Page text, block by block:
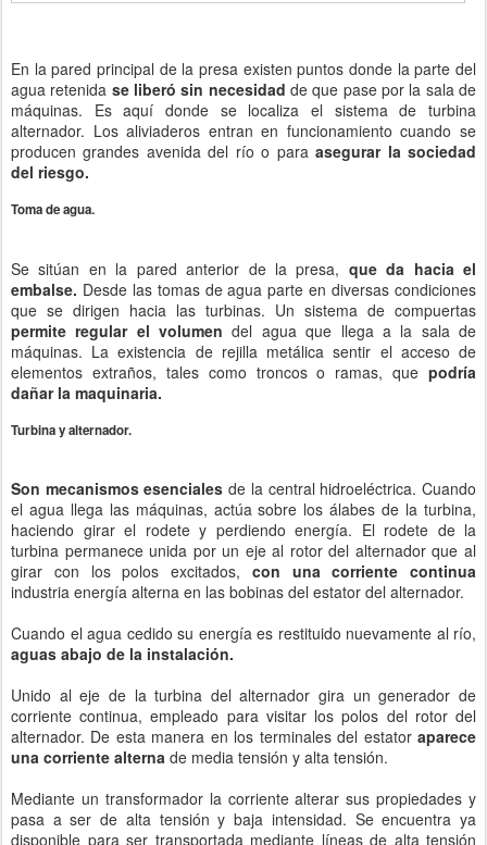
En la pared principal de la presa existen puntos donde la parte del
agua retenida se liberó sin necesidad de que pase por la sala de
máquinas. Es aquí donde se localiza el sistema de turbina
alternador. Los aliviaderos entran en funcionamiento cuando se
producen grandes avenida del río o paraasegurar la sociedad
del riesgo.
Toma de agua.
Se sitúan en la pared anterior de la presa, que da hacia el
embalse. Desde las tomas de agua parte en diversas condiciones
que se dirigen hacia las turbinas. Un sistema de compuertas
permite regular el volumen del agua que llega a la sala de
máquinas. La existencia de rejilla metálica sentir el acceso de
elementos extraños, tales como troncos o ramas, que podría
dañar la maquinaria.
Turbina y alternador.
Son mecanismos esenciales de la central hidroeléctrica. Cuando
el agua llega las máquinas, actúa sobre los álabes de la turbina,
haciendo girar el rodete y perdiendo energía. El rodete de la
turbina permanece unida por un eje al rotor del alternador que al
girar con los polos excitados, con una corriente continua
industria energía alterna en las bobinas del estator del alternador.
Cuando el agua cedido su energía es restituido nuevamente al río,
aguas abajo de la instalación.
Unido al eje de la turbina del alternador gira un generador de
corriente continua, empleado para visitar los polos del rotor del
alternador. De esta manera en los terminales del estator aparece
una corriente alterna de media tensión y alta tensión.
Mediante un transformador la corriente alterar sus propiedades y
pasa a ser de alta tensión y baja intensidad. Se encuentra ya
disponible para ser transportada mediante líneas de alta tensión